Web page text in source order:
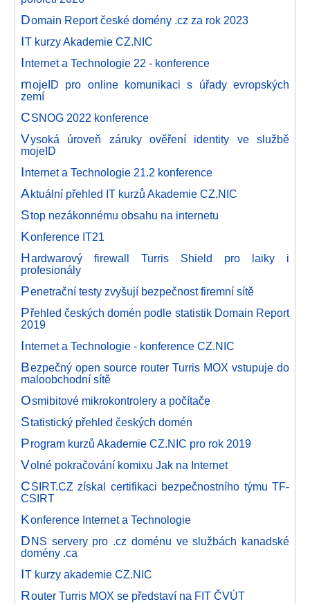
Domain Report české domény .cz za rok 2023
IT kurzy Akademie CZ.NIC
Internet a Technologie 22 - konference
mojeID pro online komunikaci s úřady evropských
zemí
CSNOG 2022 konference
Vysoká úroveň záruky ověření identity ve službě
mojeID
Internet a Technologie 21.2 konference
Aktuální přehled IT kurzů Akademie CZ.NIC
Stop nezákonnému obsahu na internetu
Konference IT21
Hardwarový firewall Turris Shield pro laiky i
profesionály
Penetrační testy zvyšují bezpečnost firemní sítě
Přehled českých domén podle statistik Domain Report
2019
Internet a Technologie - konference CZ.NIC
Bezpečný open source router Turris MOX vstupuje do
maloobchodní sítě
Osmibitové mikrokontrolery a počítače
Statistický přehled českých domén
Program kurzů Akademie CZ.NIC pro rok 2019
Volné pokračování komixu Jak na Internet
CSIRT.CZ získal certifikaci bezpečnostního týmu TF-
CSIRT
Konference Internet a Technologie
D NS servery pro .cz doménu ve službách kanadské
domény .ca
IT kurzy akademie CZ.NIC
Router Turris MOX se představí na FIT ČVÚT